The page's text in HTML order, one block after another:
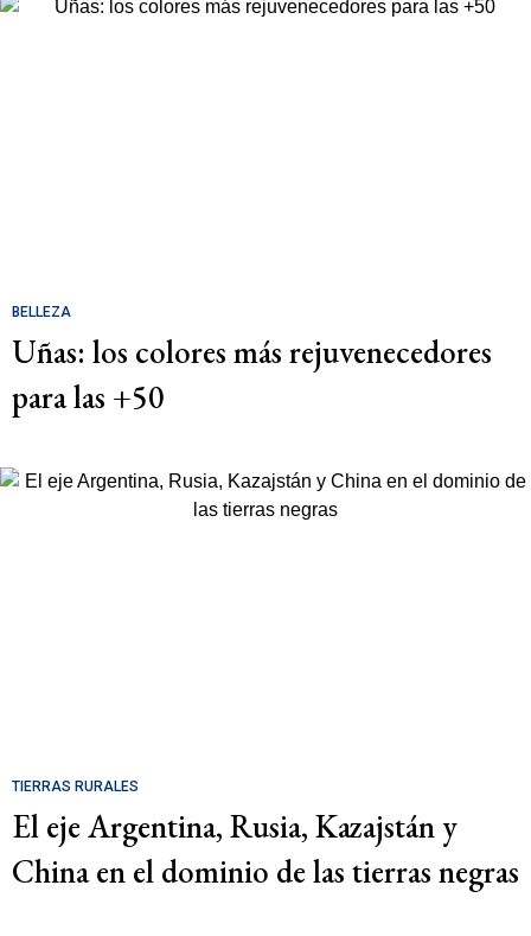
BELLEZA
Uñas: los colores más rejuvenecedores
para las +50
TIERRAS RURALES
El eje Argentina, Rusia, Kazajstán y
China en el dominio de las tierras negras